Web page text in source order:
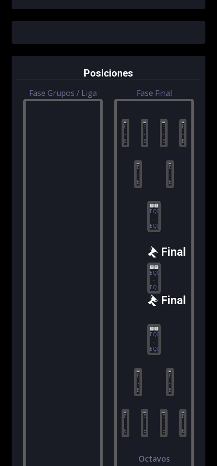
Posiciones
Fase Grupos / Liga Fase Final
EQ81
-
EQ82
EQ83
-
EQ84
EQ85
-
EQ86
EQ87
-
EQ88
EQ97
-
EQ98
EQ99
-
EQ100
EQ05
-
EQ06
Final
EQ09
-
EQ10
Final
EQ07
-
EQ08
EQ01
-
EQ02
EQ03
-
EQ04
EQ89
-
EQ90
EQ91
-
EQ92
EQ93
-
EQ94
EQ95
-
EQ96
Octavos